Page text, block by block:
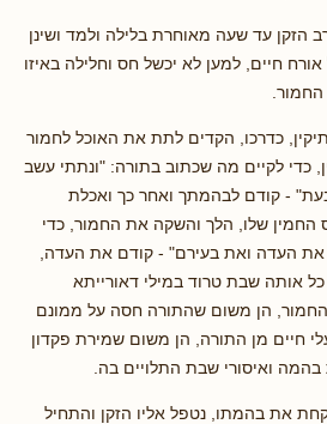
הזקן עד שעה מאוחרת בלילה ולמד ושינן
חיים, למען לא יכשל חס וחלילה באיזו
כדרכו, הקדים לתת את האוכל לחמור
כדי לקיים מה שכתוב בתורה: "ונתתי עשב
- קודם לבהמתך ואחר כך ואכלת
החמין שלו, הלך והשקה את החמור, כדי
העדה ואת בעירם" - קודם את העדה,
אותה שבת טרוד במילי דאורייתא
הן משום שהתורה חסה על ממונם
חיים מן התורה, הן משום שמירת פקדון
ואיסורי שבת התלויים בה.
את בהמתו, נטפל אליו הזקן והתחיל